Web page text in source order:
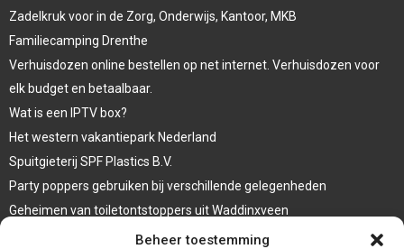
Beheer toestemming
Zadelkruk voor in de Zorg, Onderwijs, Kantoor, MKB
Familiecamping Drenthe
Verhuisdozen online bestellen op net internet. Verhuisdozen voor
elk budget en betaalbaar.
Wat is een IPTV box?
Het western vakantiepark Nederland
Spuitgieterij SPF Plastics B.V.
Party poppers gebruiken bij verschillende gelegenheden
Geheimen van toiletontstoppers uit Waddinxveen
Vormen van terrasaankleding